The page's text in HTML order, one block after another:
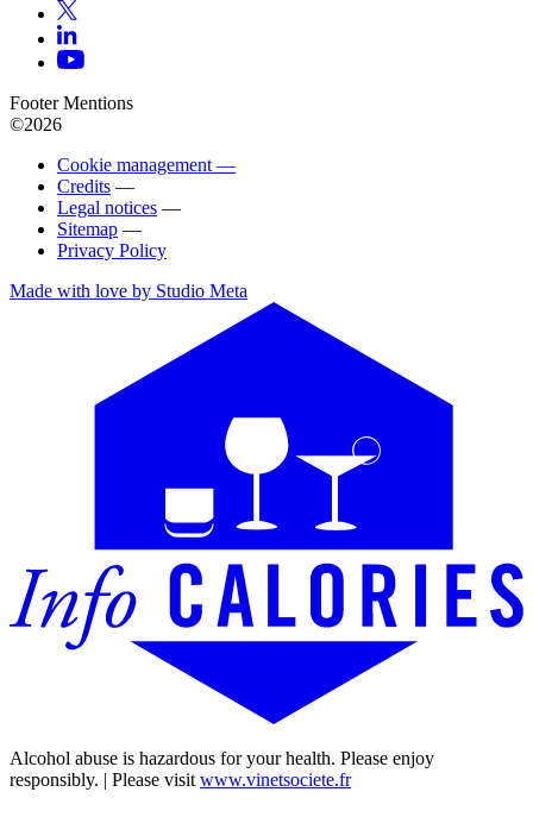
Footer Mentions
©2026
Cookie management —
Credits —
Legal notices —
Sitemap —
Privacy Policy
Made with love by Studio Meta
Alcohol abuse is hazardous for your health. Please enjoy
responsibly. | Please visit www.vinetsociete.fr